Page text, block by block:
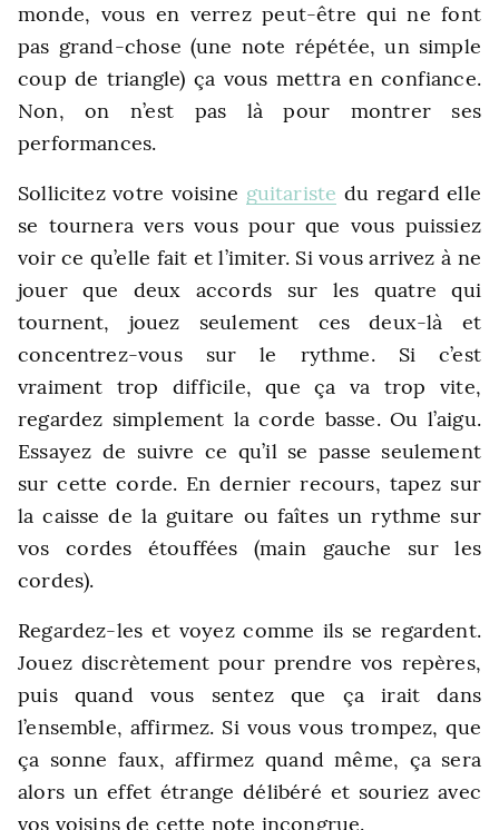
monde, vous en verrez peut-être qui ne font
pas grand-chose (une note répétée, un simple
coup de triangle) ça vous mettra en confiance.
Non, on n’est pas là pour montrer ses
performances.
Sollicitez votre voisine guitariste du regard elle
se tournera vers vous pour que vous puissiez
voir ce qu’elle fait et l’imiter. Si vous arrivez à ne
jouer que deux accords sur les quatre qui
tournent, jouez seulement ces deux-là et
concentrez-vous sur le rythme. Si c’est
vraiment trop difficile, que ça va trop vite,
regardez simplement la corde basse. Ou l’aigu.
Essayez de suivre ce qu’il se passe seulement
sur cette corde. En dernier recours, tapez sur
la caisse de la guitare ou faîtes un rythme sur
vos cordes étouffées (main gauche sur les
cordes).
Regardez-les et voyez comme ils se regardent.
Jouez discrètement pour prendre vos repères,
puis quand vous sentez que ça irait dans
l’ensemble, affirmez. Si vous vous trompez, que
ça sonne faux, affirmez quand même, ça sera
alors un effet étrange délibéré et souriez avec
vos voisins de cette note incongrue.